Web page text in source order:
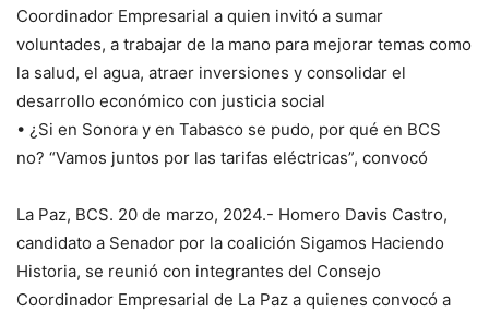
Coordinador Empresarial a quien invitó a sumar
voluntades, a trabajar de la mano para mejorar temas como
la salud, el agua, atraer inversiones y consolidar el
desarrollo económico con justicia social
• ¿Si en Sonora y en Tabasco se pudo, por qué en BCS
no? “Vamos juntos por las tarifas eléctricas”, convocó
La Paz, BCS. 20 de marzo, 2024.- Homero Davis Castro,
candidato a Senador por la coalición Sigamos Haciendo
Historia, se reunió con integrantes del Consejo
Coordinador Empresarial de La Paz a quienes convocó a